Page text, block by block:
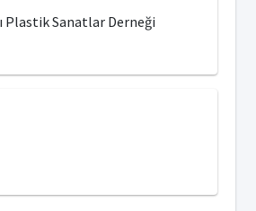
Plastik Sanatlar Derneği